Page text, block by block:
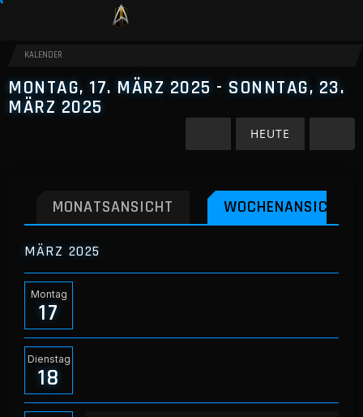
KALENDER
MONTAG, 17. MÄRZ 2025 - SONNTAG, 23.
MÄRZ 2025
HEUTE
MONATSANSICHT WOCHENANSICHT
MÄRZ 2025
Montag
17
Dienstag
18